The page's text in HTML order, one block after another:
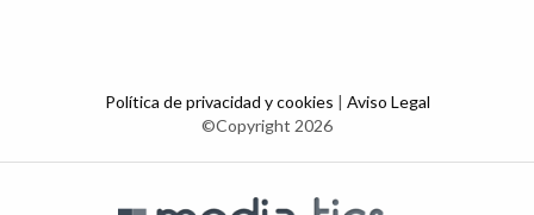
Política de privacidad y cookies | Aviso Legal
©Copyright 2026